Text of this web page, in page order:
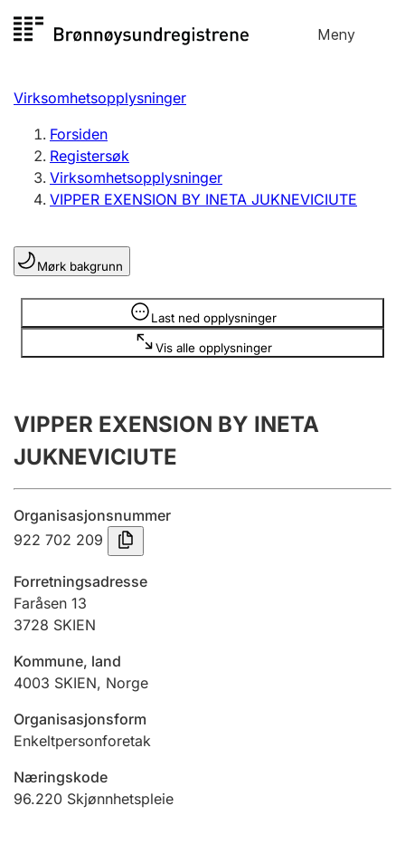
til
Meny
Registersøk
Aksjeselskap
Enkeltpersonforetak
Registrere, endre, slette
Lag og forening
Registrere, endre, slette
Innsending og forsinkelsesgebyr
Tinglysing
Jeger
Betaling og jegeravgiftskort
Ektepaktveileder
Offentlig sektor
Virksomhetsopplysninger
Forsiden
Registersøk
Virksomhetsopplysninger
VIPPER EXENSION BY INETA JUKNEVICIUTE
Mørk bakgrunn
Last ned opplysninger
Vis alle opplysninger
Opplysninger er skjult
VIPPER EXENSION BY INETA
JUKNEVICIUTE
Organisasjonsnummer
922 702 209
Forretningsadresse
Faråsen 13
3728 SKIEN
Kommune, land
4003 SKIEN, Norge
Organisasjonsform
Enkeltpersonforetak
Næringskode
96.220 Skjønnhetspleie